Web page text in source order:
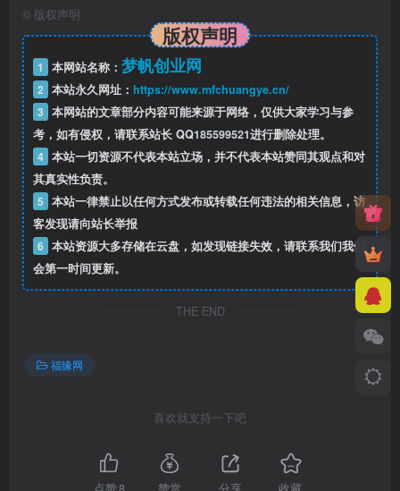
© 版权声明
版权声明
1 本网站名称： 梦帆创业网
2 本站永久网址： https://www.mfchuangye.cn/
3 本网站的文章部分内容可能来源于网络，仅供大家学习与参
考，如有侵权，请联系站长 QQ185599521进行删除处理。
4 本站一切资源不代表本站立场，并不代表本站赞同其观点和对
其真实性负责。
5 本站一律禁止以任何方式发布或转载任何违法的相关信息，访
客发现请向站长举报
6 本站资源大多存储在云盘，如发现链接失效，请联系我们我们
会第一时间更新。
THE END
福缘网
喜欢就支持一下吧